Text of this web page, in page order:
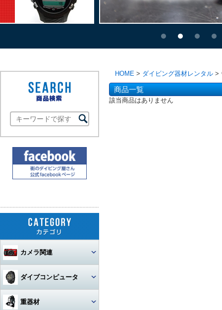
カメラ関連
セット
カメラ本体
ダイブコンピュータ
ウォッチタイプ
重器材
HOME > ダイビング器材レンタル >
商品一覧
該当商品はありません